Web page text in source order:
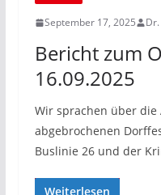
September 17, 2025
Bericht zum
16.09.2025
Wir sprachen über die
abgebrochenen
Buslinie 26 und der
Weiterlesen